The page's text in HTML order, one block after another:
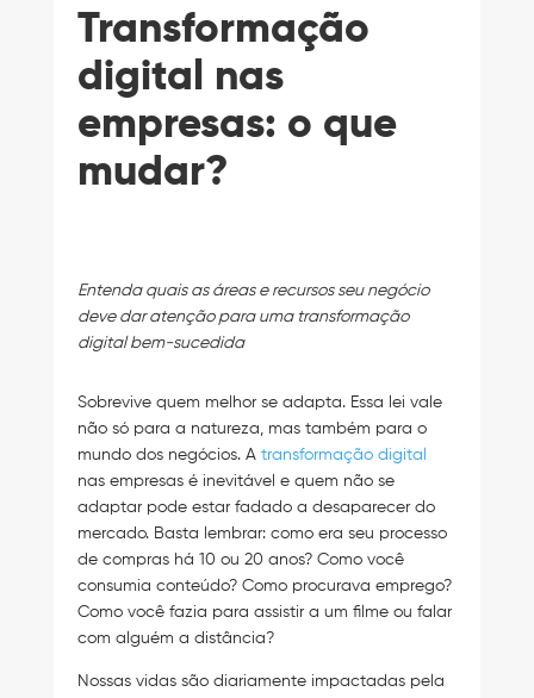
Transformação
digital nas
empresas: o que
mudar?
Entenda quais as áreas e recursos seu negócio
deve dar atenção para uma transformação
digital bem-sucedida
Sobrevive quem melhor se adapta. Essa lei vale
não só para a natureza, mas também para o
mundo dos negócios. A transformação digital
nas empresas é inevitável e quem não se
adaptar pode estar fadado a desaparecer do
mercado. Basta lembrar: como era seu processo
de compras há 10 ou 20 anos? Como você
consumia conteúdo? Como procurava emprego?
Como você fazia para assistir a um filme ou falar
com alguém a distância?
Nossas vidas são diariamente impactadas pela